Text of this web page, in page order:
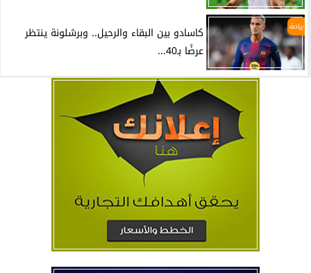
رياضة
كاسادو بين البقاء والرحيل.. وبرشلونة ينتظر
عرضًا بـ40...